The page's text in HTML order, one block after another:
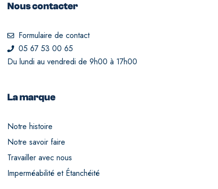
Nous contacter
Formulaire de contact
05 67 53 00 65
Du lundi au vendredi de 9h00 à 17h00
La marque
Notre histoire
Notre savoir faire
Travailler avec nous
Imperméabilité et Étanchéité